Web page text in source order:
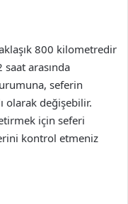
800 kilometredir
arasında
seferin
olarak değişebilir.
için seferi
kontrol etmeniz